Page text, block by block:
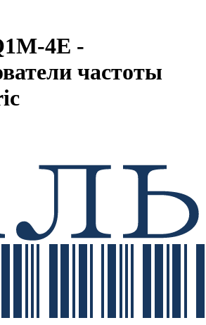
4E -
частоты